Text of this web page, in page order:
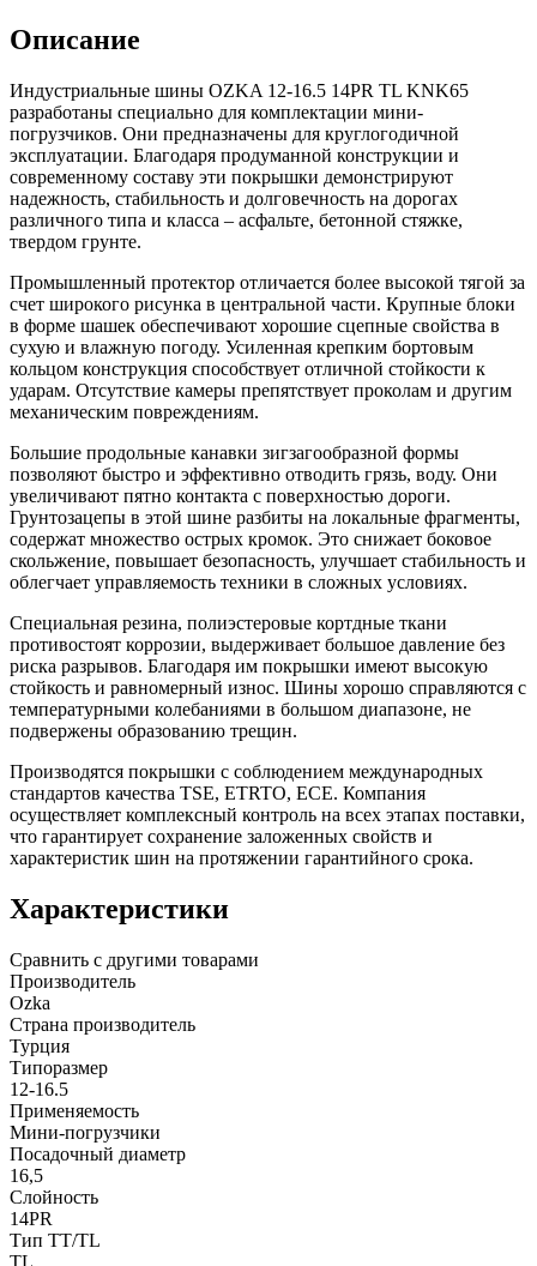
Описание
Индустриальные шины OZKA 12-16.5 14PR TL KNK65
разработаны специально для комплектации мини-
погрузчиков. Они предназначены для круглогодичной
эксплуатации. Благодаря продуманной конструкции и
современному составу эти покрышки демонстрируют
надежность, стабильность и долговечность на дорогах
различного типа и класса – асфальте, бетонной стяжке,
твердом грунте.
Промышленный протектор отличается более высокой тягой за
счет широкого рисунка в центральной части. Крупные блоки
в форме шашек обеспечивают хорошие сцепные свойства в
сухую и влажную погоду. Усиленная крепким бортовым
кольцом конструкция способствует отличной стойкости к
ударам. Отсутствие камеры препятствует проколам и другим
механическим повреждениям.
Большие продольные канавки зигзагообразной формы
позволяют быстро и эффективно отводить грязь, воду. Они
увеличивают пятно контакта с поверхностью дороги.
Грунтозацепы в этой шине разбиты на локальные фрагменты,
содержат множество острых кромок. Это снижает боковое
скольжение, повышает безопасность, улучшает стабильность и
облегчает управляемость техники в сложных условиях.
Специальная резина, полиэстеровые кортдные ткани
противостоят коррозии, выдерживает большое давление без
риска разрывов. Благодаря им покрышки имеют высокую
стойкость и равномерный износ. Шины хорошо справляются с
температурными колебаниями в большом диапазоне, не
подвержены образованию трещин.
Производятся покрышки с соблюдением международных
стандартов качества TSE, ETRTO, ECE. Компания
осуществляет комплексный контроль на всех этапах поставки,
что гарантирует сохранение заложенных свойств и
характеристик шин на протяжении гарантийного срока.
Характеристики
Сравнить с другими товарами
Производитель
Ozka
Страна производитель
Турция
Типоразмер
12-16.5
Применяемость
Мини-погрузчики
Посадочный диаметр
16,5
Слойность
14PR
Тип TT/TL
TL